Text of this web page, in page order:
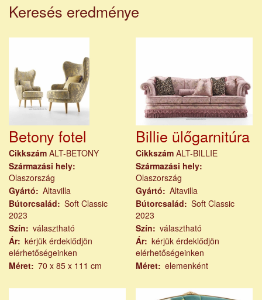
Keresés eredménye
Betony fotel
Cikkszám ALT-BETONY
Származási hely
Olaszország
Gyártó
Altavilla
Bútorcsalád
Soft Classic
2023
Szín
választható
Ár kérjük érdeklődjön
elérhetőségeinken
Méret 70 x 85 x 111 cm
Billie ülőgarnitúra
Cikkszám ALT-BILLIE
Származási hely
Olaszország
Gyártó
Altavilla
Bútorcsalád
Soft Classic
2023
Szín
választható
Ár
kérjük érdeklődjön
elérhetőségeinken
Méret
elemenként